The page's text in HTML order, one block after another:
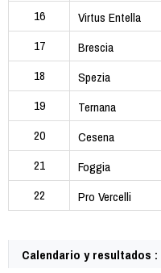
16
Virtus Entella
17
Brescia
18
Spezia
19
Ternana
20
Cesena
21
Foggia
22
Pro Vercelli
Calendario y resultados :